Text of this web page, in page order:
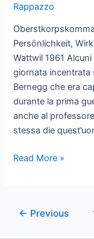
Rappazzo
Persönlichkeit,
Wattwil 1961
giornata incentrata
Bernegg che era
durante la prima
anche al
stessa die
Theophil
Read More »
Post← Previous